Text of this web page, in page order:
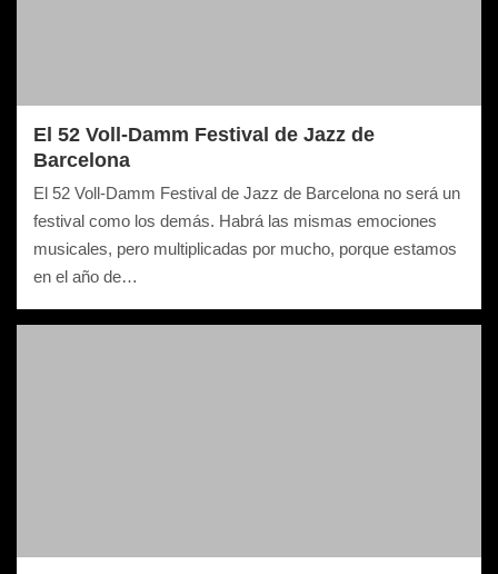
El 52 Voll-Damm Festival de Jazz de
Barcelona
El 52 Voll-Damm Festival de Jazz de Barcelona no será un
festival como los demás. Habrá las mismas emociones
musicales, pero multiplicadas por mucho, porque estamos
en el año de…